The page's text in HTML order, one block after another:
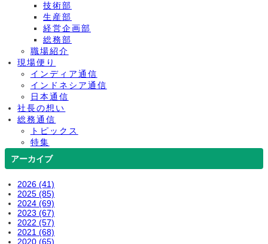
技術部
生産部
経営企画部
総務部
職場紹介
現場便り
インディア通信
インドネシア通信
日本通信
社長の想い
総務通信
トピックス
特集
アーカイブ
2026 (41)
2025 (85)
2024 (69)
2023 (67)
2022 (57)
2021 (68)
2020 (65)